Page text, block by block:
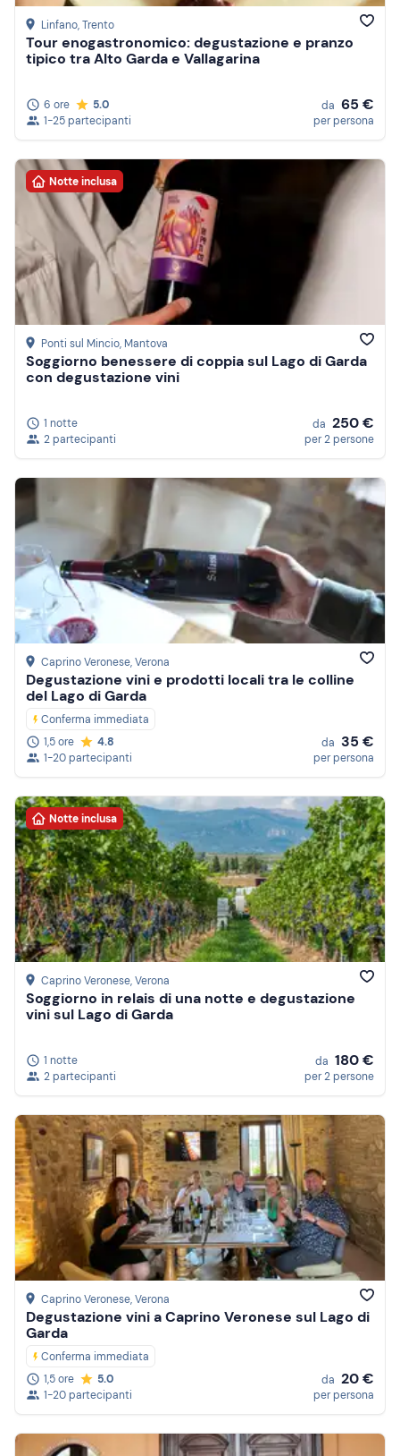
Linfano, Trento
Tour enogastronomico: degustazione e pranzo
tipico tra Alto Garda e Vallagarina
6 ore
5.0
1-25 partecipanti
da 65 €
per persona
Notte inclusa
Ponti sul Mincio, Mantova
Soggiorno benessere di coppia sul Lago di Garda
con degustazione vini
1 notte
2 partecipanti
da 250 €
per 2 persone
Caprino Veronese, Verona
Degustazione vini e prodotti locali tra le colline
del Lago di Garda
Conferma immediata
1,5 ore
4.8
1-20 partecipanti
da 35 €
per persona
Notte inclusa
Caprino Veronese, Verona
Soggiorno in relais di una notte e degustazione
vini sul Lago di Garda
1 notte
2 partecipanti
da 180 €
per 2 persone
Caprino Veronese, Verona
Degustazione vini a Caprino Veronese sul Lago di
Garda
Conferma immediata
1,5 ore
5.0
1-20 partecipanti
da 20 €
per persona